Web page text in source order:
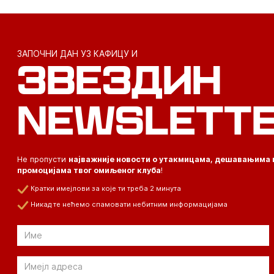
ЗАПОЧНИ ДАН УЗ КАФИЦУ И
ЗВЕЗДИН
Не пропусти најважније новости о утакмицама, дешавањима
промоцијама твог омиљеног клуба!
Кратки имејлови за које ти треба 2 минута
Никад те нећемо спамовати небитним информацијама
Email
Email